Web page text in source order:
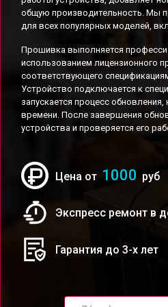
общую производительность. Мы
для всех популярных моделей,
Прошивка выполняется
использованием лицензионного
соответствующего
Устройство подключается к
запускается процесс
времени. После завершения
устройства и проверяется его
Цена от 1000 руб
Экспресс ремонт в
Гарантия до 3-х лет